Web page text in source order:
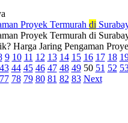
Proyek Termurah di
Proyek Termurah di
Harga Jaring Pengaman
9 10 11 12 13 14 15 16 17 18
43 44 45 46 47 48 49 50 51 52
77 78 79 80 81 82 83 Next